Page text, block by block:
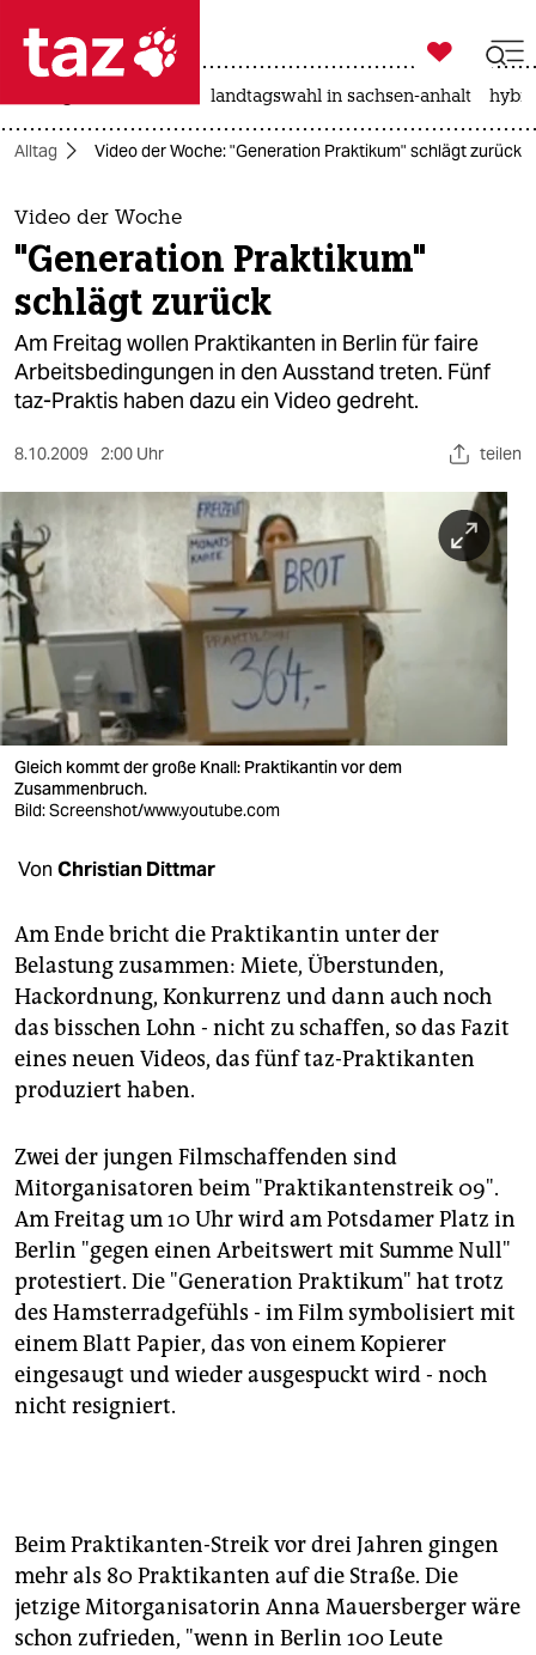
 taz zahl ich
taz zahl ich
themen
politik
öko
gesellschaft
sport
berlin
nord
wahrheit
verlag
verlag
veranstaltungen
unterstützen
abo
genossenschaft
epaper login

taz zahl ich
landtagswahl in sachsen-anhalt
Alltag Video der Woche: "Generation Praktikum" schlägt zurück
Video der Woche
"Generation Praktikum"
schlägt zurück
Am Freitag wollen Praktikanten in Berlin für faire
Arbeitsbedingungen in den Ausstand treten. Fünf
taz-Praktis haben dazu ein Video gedreht.
8.10.2009 2:00 Uhr teilen
Gleich kommt der große Knall: Praktikantin vor dem
Zusammenbruch.
Bild: Screenshot/www.youtube.com
Von Christian Dittmar
Am Ende bricht die Praktikantin unter der
Belastung zusammen: Miete, Überstunden,
Hackordnung, Konkurrenz und dann auch noch
das bisschen Lohn - nicht zu schaffen, so das Fazit
eines neuen Videos, das fünf taz-Praktikanten
produziert haben.
Zwei der jungen Filmschaffenden sind
Mitorganisatoren beim "Praktikantenstreik 09".
Am Freitag um 10 Uhr wird am Potsdamer Platz in
Berlin "gegen einen Arbeitswert mit Summe Null"
protestiert. Die "Generation Praktikum" hat trotz
des Hamsterradgefühls - im Film symbolisiert mit
einem Blatt Papier, das von einem Kopierer
eingesaugt und wieder ausgespuckt wird - noch
nicht resigniert.
Beim Praktikanten-Streik vor drei Jahren gingen
mehr als 80 Praktikanten auf die Straße. Die
jetzige Mitorganisatorin Anna Mauersberger wäre
schon zufrieden, "wenn in Berlin 100 Leute